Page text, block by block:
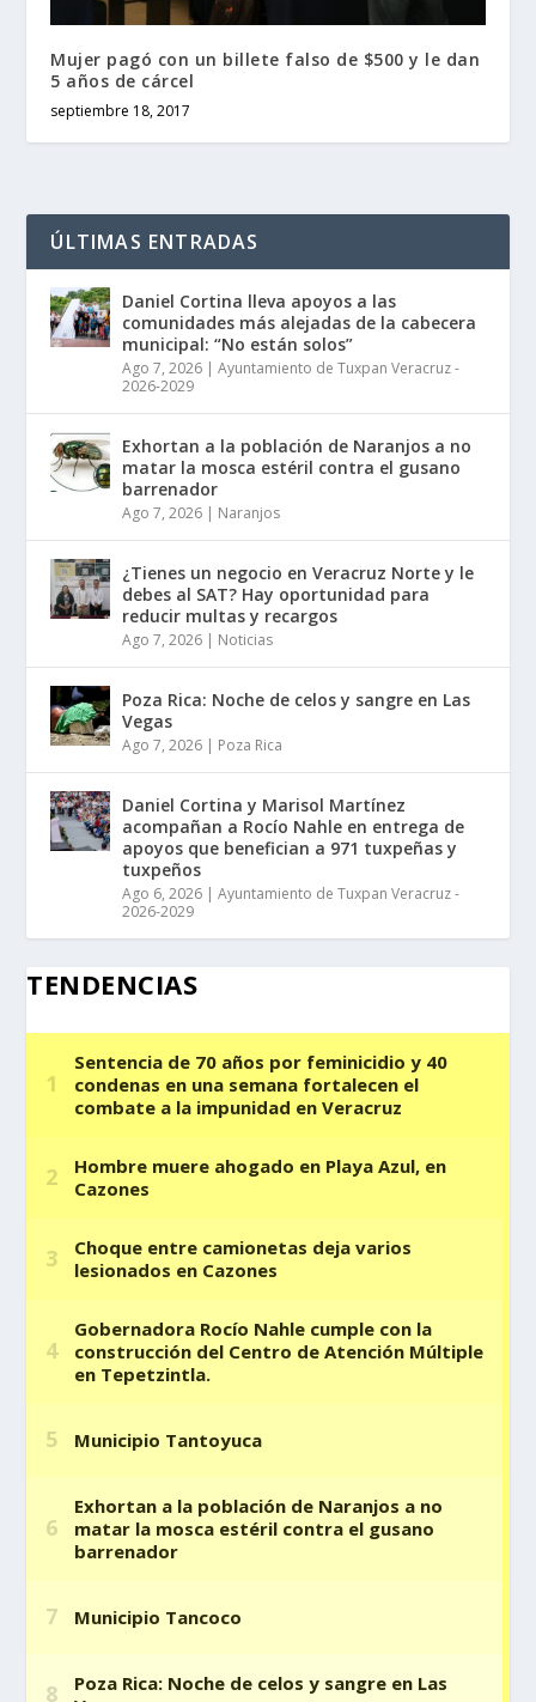
Mujer pagó con un billete falso de $500 y le dan
5 años de cárcel
septiembre 18, 2017
ÚLTIMAS ENTRADAS
Daniel Cortina lleva apoyos a las
comunidades más alejadas de la cabecera
municipal: “No están solos”
Ago 7, 2026 |Ayuntamiento de Tuxpan Veracruz -
2026-2029
Exhortan a la población de Naranjos a no
matar la mosca estéril contra el gusano
barrenador
Ago 7, 2026 | Naranjos
¿Tienes un negocio en Veracruz Norte y le
debes al SAT? Hay oportunidad para
reducir multas y recargos
Ago 7, 2026 | Noticias
Poza Rica: Noche de celos y sangre en Las
Vegas
Ago 7, 2026 | Poza Rica
Daniel Cortina y Marisol Martínez
acompañan a Rocío Nahle en entrega de
apoyos que benefician a 971 tuxpeñas y
tuxpeños
Ago 6, 2026 |Ayuntamiento de Tuxpan Veracruz -
2026-2029
TENDENCIAS